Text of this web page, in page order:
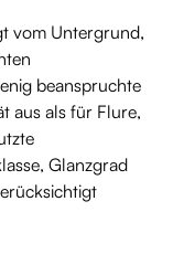
vom Untergrund,
beanspruchte
aus als für Flure,
Glanzgrad